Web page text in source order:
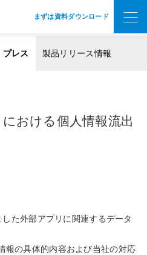
まずは資料ダウンロード
プレス 製品リリース情報
における個人情報流出
た外部アプリに関連するデータ
報の具体的内容および当社の対応